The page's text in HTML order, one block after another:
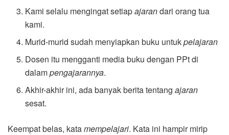
Kami selalu mengingat setiapajarandari orang tua
kami.
Murid-murid sudah menyiapkan buku untukpelajaran
Dosen itu mengganti media buku dengan PPt di
dalampengajarannya.
Akhir-akhir ini, ada banyak berita tentangajaran
sesat.
Keempat belas, katamempelajari. Kata ini hampir mirip